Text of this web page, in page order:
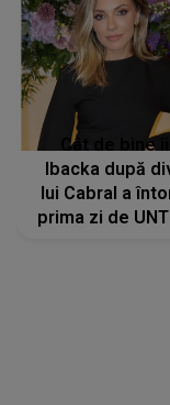
Cât de bine
Ibacka după
lui Cabral a
prima zi de